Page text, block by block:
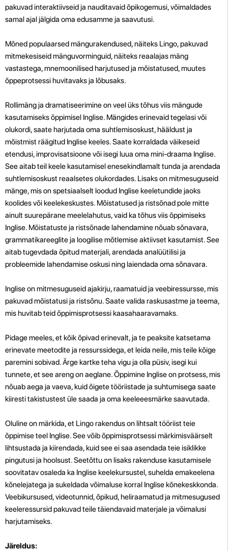
pakuvad interaktiivseid ja nauditavaid õpikogemusi, võimaldades
samal ajal jälgida oma edusamme ja saavutusi.
Mõned populaarsed mängurakendused, näiteks Lingo, pakuvad
mitmekesiseid mänguvorminguid, näiteks reaalajas mäng
vastastega, mnemoonilised harjutused ja mõistatused, muutes
õppeprotsessi huvitavaks ja lõbusaks.
Rollimäng ja dramatiseerimine on veel üks tõhus viis mängude
kasutamiseks õppimisel Inglise. Mängides erinevaid tegelasi või
olukordi, saate harjutada oma suhtlemisoskust, hääldust ja
mõistmist räägitud Inglise keeles. Saate korraldada väikeseid
etendusi, improvisatsioone või isegi luua oma mini-draama Inglise.
See aitab teil keele kasutamisel enesekindlamalt tunda ja arendada
suhtlemisoskust reaalsetes olukordades. Lisaks on mitmesuguseid
mänge, mis on spetsiaalselt loodud Inglise keeletundide jaoks
koolides või keelekeskustes. Mõistatused ja ristsõnad pole mitte
ainult suurepärane meelelahutus, vaid ka tõhus viis õppimiseks
Inglise. Mõistatuste ja ristsõnade lahendamine nõuab sõnavara,
grammatikareeglite ja loogilise mõtlemise aktiivset kasutamist. See
aitab tugevdada õpitud materjali, arendada analüütilisi ja
probleemide lahendamise oskusi ning laiendada oma sõnavara.
Inglise on mitmesuguseid ajakirju, raamatuid ja veebiressursse, mis
pakuvad mõistatusi ja ristsõnu. Saate valida raskusastme ja teema,
mis huvitab teid õppimisprotsessi kaasahaaravamaks.
Pidage meeles, et kõik õpivad erinevalt, ja te peaksite katsetama
erinevate meetodite ja ressurssidega, et leida neile, mis teile kõige
paremini sobivad. Ärge kartke teha vigu ja olla püsiv, isegi kui
tunnete, et see areng on aeglane. Õppimine Inglise on protsess, mis
nõuab aega ja vaeva, kuid õigete tööriistade ja suhtumisega saate
kiiresti takistustest üle saada ja oma keeleeesmärke saavutada.
Oluline on märkida, et Lingo rakendus on lihtsalt tööriist teie
õppimise teel Inglise. See võib õppimisprotsessi märkimisväärselt
lihtsustada ja kiirendada, kuid see ei saa asendada teie isiklikke
pingutusi ja hoolsust. Seetõttu on lisaks rakenduse kasutamisele
soovitatav osaleda ka Inglise keelekursustel, suhelda emakeelena
kõnelejatega ja sukeldada võimaluse korral Inglise kõnekeskkonda.
Veebikursused, videotunnid, õpikud, heliraamatud ja mitmesugused
keeleressursid pakuvad teile täiendavaid materjale ja võimalusi
harjutamiseks.
Järeldus: